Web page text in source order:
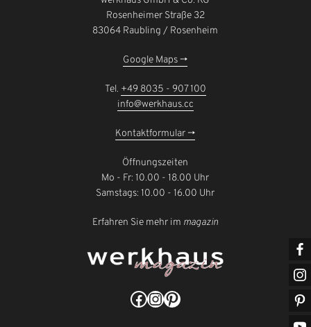
Rosenheimer Straße 32
83064 Raubling / Rosenheim
Google Maps ->
Tel. +49 8035 - 907 100
info@werkhaus.cc
Kontaktformular ->
Öffnungszeiten
Mo - Fr: 10.00 - 18.00 Uhr
Samstags: 10.00 - 16.00 Uhr
Erfahren Sie mehr im magazin
Facebook InstagramPinterest